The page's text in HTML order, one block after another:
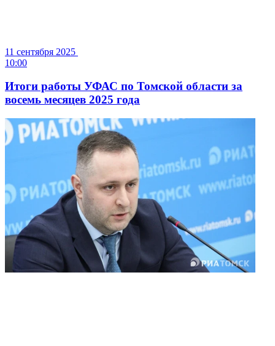
11 сентября 2025
10:00
Итоги работы УФАС по Томской области за
восемь месяцев 2025 года